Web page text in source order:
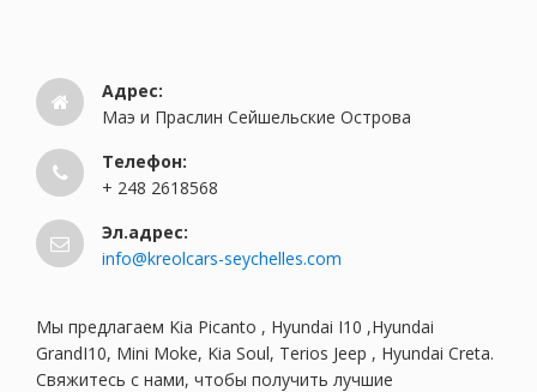
Адрес:
Маэ и Праслин Сейшельские Острова
Телефон:
+ 248 2618568
Эл.адрес:
info@kreolcars-seychelles.com
Мы предлагаем Kia Picanto , Hyundai I10 ,Hyundai
GrandI10, Mini Moke, Kia Soul, Terios Jeep , Hyundai Creta.
Свяжитесь с нами, чтобы получить лучшие